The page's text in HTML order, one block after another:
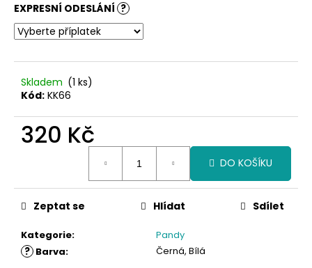
EXPRESNÍ ODESLÁNÍ ?
Skladem (1 ks)
Kód: KK66
320 Kč
DO KOŠÍKU
Kategorie: Pandy
? Barva: Černá, Bílá
Zeptat se Hlídat Sdílet